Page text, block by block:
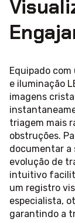
Equipado
e iluminação
imagens
triagem mais
obstruções.
documentar a
evolução de
intuitivo
um registro
especialista,
garantindo a